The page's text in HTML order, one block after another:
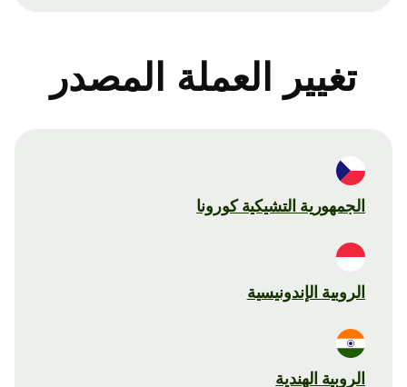
تغيير العملة المصدر
الجمهورية التشيكية كورونا
الروبية الإندونيسية
الروبية الهندية